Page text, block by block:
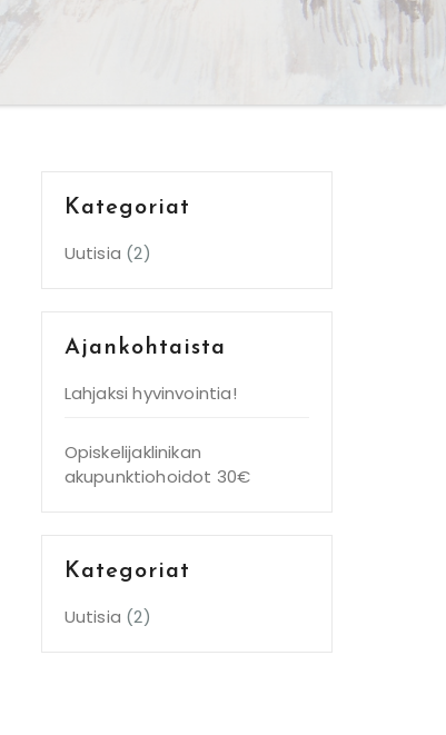
Kategoriat
Uutisia (2)
Ajankohtaista
Lahjaksi hyvinvointia!
Opiskelijaklinikan
akupunktiohoidot 30€
Kategoriat
Uutisia (2)